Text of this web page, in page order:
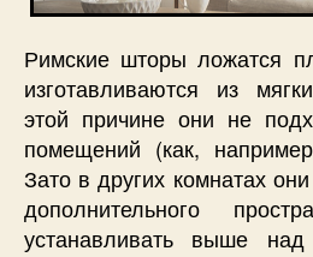
Римские шторы ложатся
изготавливаются из
этой причине они не
помещений (как,
Зато в других комнатах
дополнительного
устанавливать выше